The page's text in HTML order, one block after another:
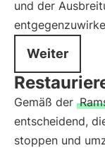
und der
Weiter
Gemäß der
entscheidend,
stoppen und